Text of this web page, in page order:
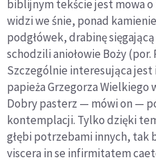
biblijnym tekście jest mowa
widzi we śnie, ponad
podgłówek, drabinę
schodzili aniołowie Boży (por.
Szczególnie interesująca
papieża Grzegorza Wielkiego
Dobry pasterz — mówi on —
kontemplacji. Tylko dzięki
głębi potrzebami innych, tak
viscera in se infirmitatem